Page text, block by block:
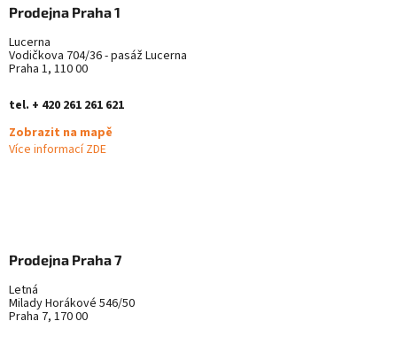
Prodejna Praha 1
Lucerna
Vodičkova 704/36 - pasáž Lucerna
Praha 1, 110 00
tel. + 420 261 261 621
Zobrazit na mapě
Více informací ZDE
Prodejna Praha 7
Letná
Milady Horákové 546/50
Praha 7, 170 00